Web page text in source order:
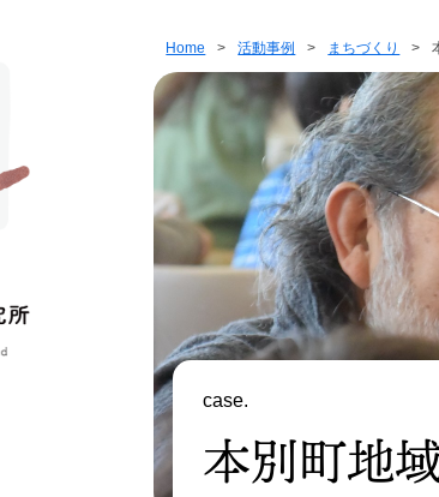
Home > 活動事例 > まちづくり >
case.
本別町地